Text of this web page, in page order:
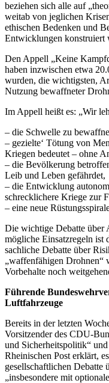
beziehen sich alle auf
weitab von jeglichen
ethischen Bedenken und
Entwicklungen konstruiert
Den Appell „Keine
haben inzwischen etwa
wurden, die wichtigsten,
Nutzung bewaffneter
Im Appell heißt es: „Wir
– die Schwelle zu
– gezielte‘ Tötung von
Kriegen bedeutet – ohne
– die Bevölkerung
Leib und Leben gefährdet,
– die Entwicklung
schrecklichere Kriege zur
– eine neue
Die wichtige Debatte über
mögliche Einsatzregeln ist
sachliche Debatte über
„waffenfähigen Drohnen“
Vorbehalte noch
Führende
Luftfahrzeuge
Bereits in der letzten
Vorsitzender des CDU-
und Sicherheitspolitik“
Rheinischen Post erklärt,
gesellschaftlichen Debatte
„insbesondere mit